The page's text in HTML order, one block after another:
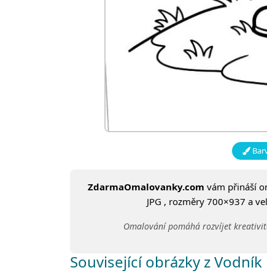
ZdarmaOmalovanky.com vám přináší
JPG , rozměry 700×937 a
Omalování pomáhá rozvíjet
Související obrázky z Vodník